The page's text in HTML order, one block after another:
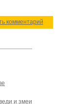
комментарий
и змеи